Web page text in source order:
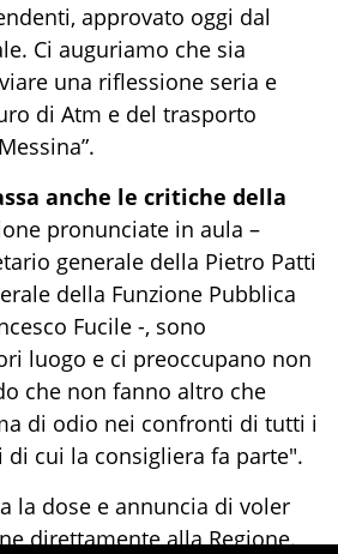
approvato oggi dal
Ci auguriamo che sia
una riflessione seria e
di Atm e del trasporto
anche le critiche della
pronunciate in aula –
generale della Pietro Patti
della Funzione Pubblica
Fucile -, sono
luogo e ci preoccupano non
che non fanno altro che
di odio nei confronti di tutti i
cui la consigliera fa parte".
la dose e annuncia di voler
direttamente alla Regione.